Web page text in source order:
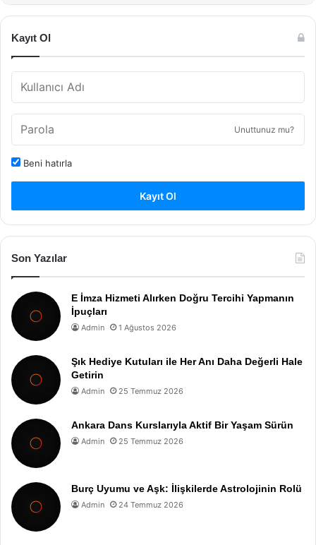
Kayıt Ol
Unuttunuz mu?
Beni hatırla
Kayıt Ol
Son Yazılar
E İmza Hizmeti Alırken Doğru Tercihi Yapmanın
İpuçları
Admin 1 Ağustos 2026
Şık Hediye Kutuları ile Her Anı Daha Değerli Hale
Getirin
Admin 25 Temmuz 2026
Ankara Dans Kurslarıyla Aktif Bir Yaşam Sürün
Admin 25 Temmuz 2026
Burç Uyumu ve Aşk: İlişkilerde Astrolojinin Rolü
Admin 24 Temmuz 2026